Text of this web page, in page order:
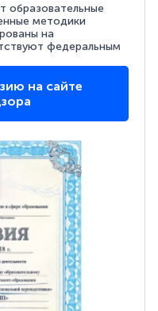
образовательные
методики
на
федеральным
на сайте